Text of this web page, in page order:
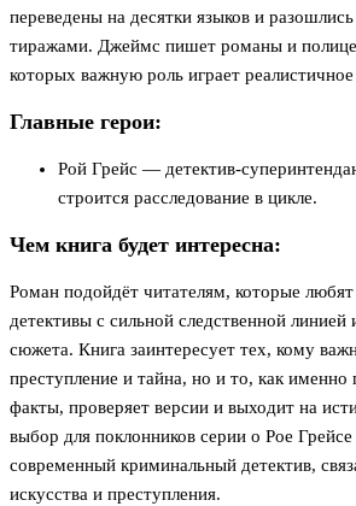
переведены на десятки языков и
тиражами. Джеймс пишет романы и
которых важную роль играет реалистичное
Главные герои:
Рой Грейс — детектив-
строится расследование в цикле.
Чем книга будет интересна:
Роман подойдёт читателям, которые любят
детективы с сильной следственной линией
сюжета. Книга заинтересует тех, кому
преступление и тайна, но и то, как именно
факты, проверяет версии и выходит на
выбор для поклонников серии о Рое
современный криминальный детектив,
искусства и преступления.